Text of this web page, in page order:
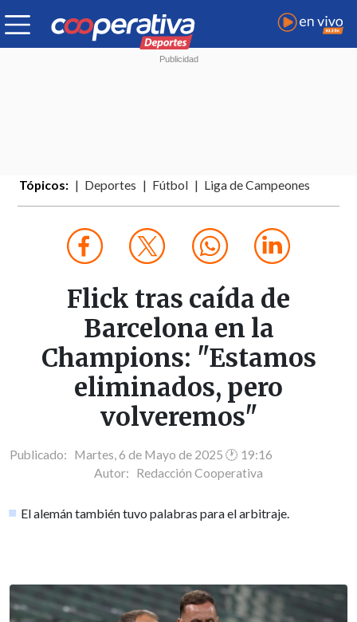
Tópicos: Deportes Fútbol Liga de Campeones
Flick tras caída de
Barcelona en la
Champions: "Estamos
eliminados, pero
volveremos"
Publicado: Martes, 6 de Mayo de 2025 🕐 19:16
Autor: Redacción Cooperativa
El alemán también tuvo palabras para el arbitraje.